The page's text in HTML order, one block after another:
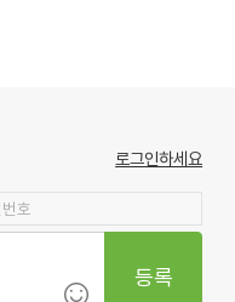
로그인하세요
등록